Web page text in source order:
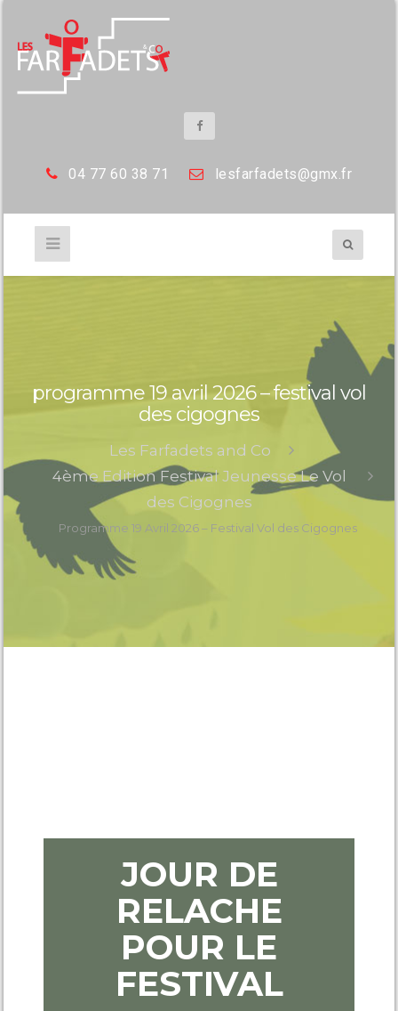
04 77 60 38 71 lesfarfadets@gmx.fr
programme 19 avril 2026 – festival vol
des cigognes
Les Farfadets and Co
4ème Edition Festival Jeunesse Le Vol
des Cigognes
Programme 19 Avril 2026 – Festival Vol des Cigognes
JOUR DE
RELACHE
POUR LE
FESTIVAL